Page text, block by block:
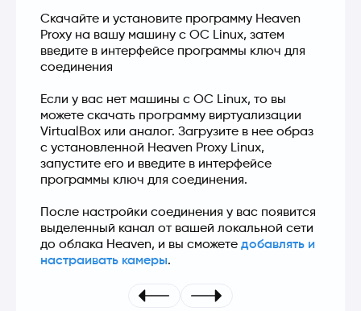
Скачайте и установите программу Heaven
Proxy на вашу машину с OC Linux, затем
введите в интерфейсе программы ключ для
соединения
Если у вас нет машины с OC Linux, то вы
можете скачать программу виртуализации
VirtualBox или аналог. Загрузите в нее образ
с установленной Heaven Proxy Linux,
запустите его и введите в интерфейсе
программы ключ для соединения.
После настройки соединения у вас появится
выделенный канал от вашей локальной сети
до облака Heaven, и вы сможете добавлять и
настраивать камеры.